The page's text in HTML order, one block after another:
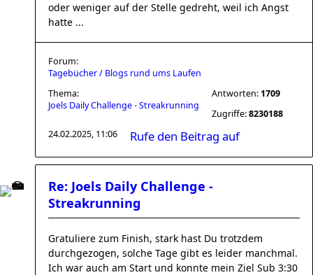
oder weniger auf der Stelle gedreht, weil ich Angst
hatte ...
Forum:
Tagebücher / Blogs rund ums Laufen
Thema:
Joels Daily Challenge - Streakrunning
Antworten: 1709
Zugriffe:8230188
24.02.2025, 11:06
Rufe den Beitrag auf
Re: Joels Daily Challenge -
Streakrunning
Gratuliere zum Finish, stark hast Du trotzdem
durchgezogen, solche Tage gibt es leider manchmal.
Ich war auch am Start und konnte mein Ziel Sub 3:30